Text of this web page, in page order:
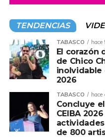
TENDENCIAS
TABASCO hace
El corazón
de Chico
inolvidable
2026
TABASCO hace
Concluye
CEIBA
de 800